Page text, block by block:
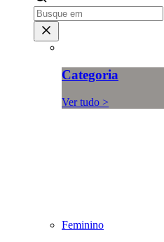
Categoria
Ver tudo >
Feminino